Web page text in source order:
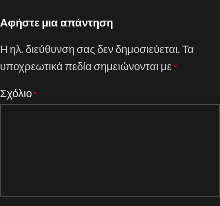
Αφήστε μια απάντηση
Η ηλ. διεύθυνση σας δεν δημοσιεύεται.Τα
υποχρεωτικά πεδία σημειώνονται με *
Σχόλιο *